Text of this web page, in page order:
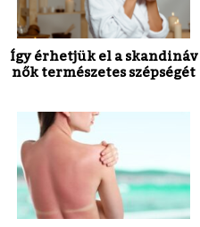
Így érhetjük el a skandináv
nők természetes szépségét